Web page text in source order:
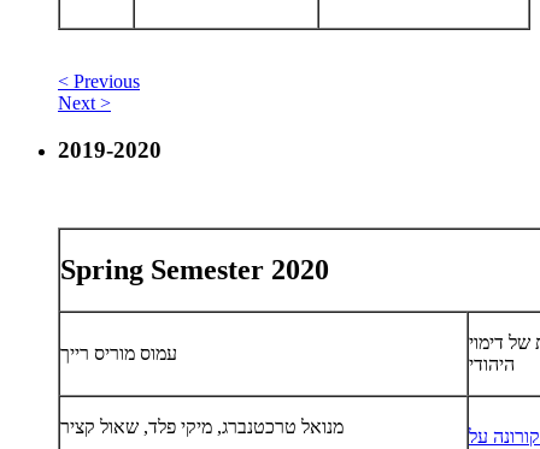
< Previous
Next >
2019-2020
Spring Semester 2020
עמוס מוריס רייך
של דימוי
היהודי
מנואל טרכטנברג, מיקי פלד, שאול קציר
על